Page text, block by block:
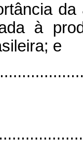
à
e